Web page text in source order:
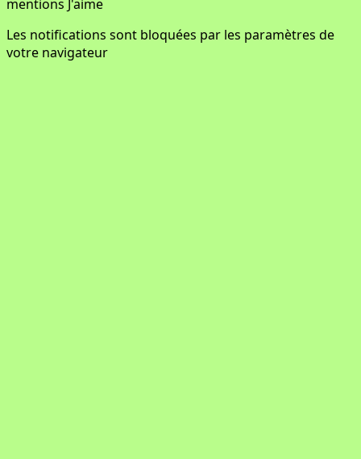
mentions J'aime
Les notifications sont bloquées par les paramètres de
votre navigateur